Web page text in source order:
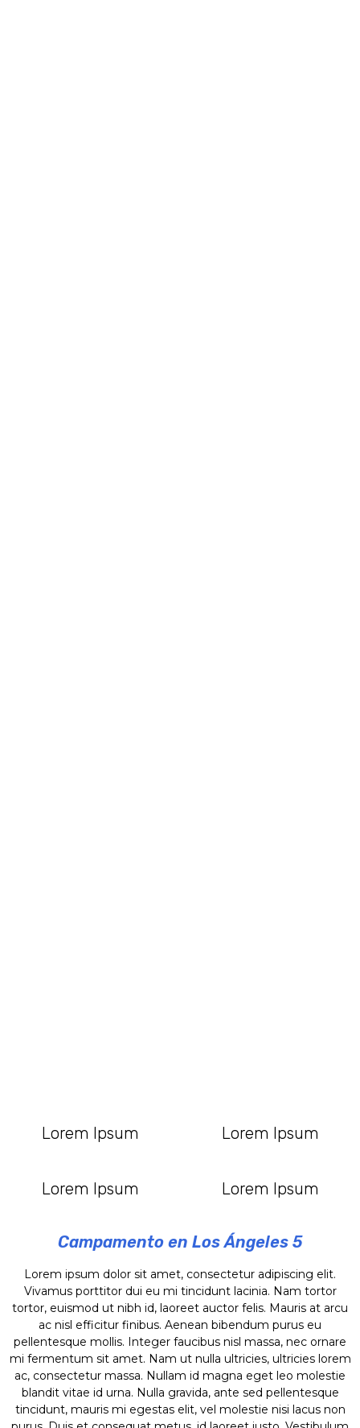
Lorem Ipsum Lorem Ipsum
Lorem Ipsum Lorem Ipsum
Campamento en Los Ángeles 5
Lorem ipsum dolor sit amet, consectetur adipiscing elit.
Vivamus porttitor dui eu mi tincidunt lacinia. Nam tortor
tortor, euismod ut nibh id, laoreet auctor felis. Mauris at arcu
ac nisl efficitur finibus. Aenean bibendum purus eu
pellentesque mollis. Integer faucibus nisl massa, nec ornare
mi fermentum sit amet. Nam ut nulla ultricies, ultricies lorem
ac, consectetur massa. Nullam id magna eget leo molestie
blandit vitae id urna. Nulla gravida, ante sed pellentesque
tincidunt, mauris mi egestas elit, vel molestie nisi lacus non